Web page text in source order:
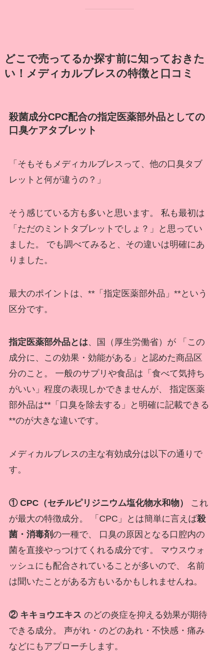
どこで売ってるか探す前に知っておきた
い！メディカルブレスの特徴と口コミ
殺菌成分CPC配合の指定医薬部外品としての
口臭ケアタブレット
「そもそもメディカルブレスって、他の口臭タブ
レットと何が違うの？」
そう感じている方も多いと思います。 私も最初は
「ただのミントタブレットでしょ？」と思ってい
ました。 でも調べてみると、その違いは明確にあ
りました。
最大のポイントは、**「指定医薬部外品」**という
区分です。
指定医薬部外品とは、国（厚生労働省）が 「この
成分に、この効果・効能がある」と認めた商品区
分のこと。 一般のサプリや食品は「食べて気持ち
がいい」程度の表現しかできませんが、 指定医薬
部外品は**「口臭を除去する」と明確に記載できる
**のが大きな違いです。
メディカルブレスの主な有効成分は以下の通りで
す。
① CPC（セチルピリジニウム塩化物水和物）
これ
が最大の特徴成分。 「CPC」とは簡単に言えば殺
菌・消毒剤の一種で、 口臭の原因となる口腔内の
菌を直接やっつけてくれる成分です。 マウスウォ
ッシュにも配合されていることが多いので、 名前
は聞いたことがある方もいるかもしれませんね。
② キキョウエキス のどの炎症を抑える効果が期待
できる成分。 声がれ・のどのあれ・不快感・痛み
などにもアプローチします。